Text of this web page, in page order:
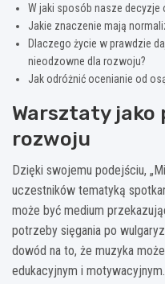
W jaki sposób nasze decyzje
Jakie znaczenie mają
Dlaczego życie w prawdzie
nieodzowne dla rozwoju?
Jak odróżnić ocenianie od
Warsztaty jako
rozwoju
Dzięki swojemu podejściu,
uczestników tematyką
może być medium
potrzeby sięgania po
dowód na to, że muzyka
edukacyjnym i motywacyjnym.